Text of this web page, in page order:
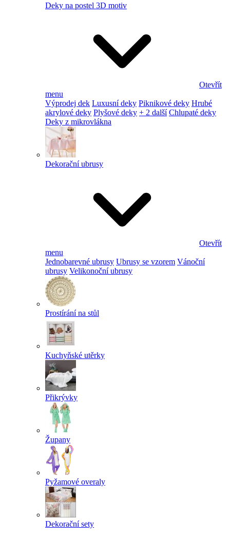
Deky na postel 3D motiv
Otevřít
menu
Výprodej dek Luxusní deky Piknikové deky Hrubé
akrylové deky Plyšové deky + 2 další Chlupaté deky
Deky z mikrovlákna
Dekorační ubrusy
Otevřít
menu
Jednobarevné ubrusy Ubrusy se vzorem Vánoční
ubrusy Velikonoční ubrusy
Prostírání na stůl
Kuchyňské utěrky
Přikrývky
Župany
Pyžamové overaly
Dekorační sety